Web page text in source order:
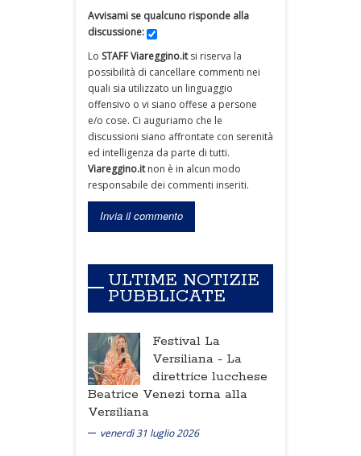
Avvisami se qualcuno risponde alla
discussione:
Lo STAFF Viareggino.itsi riserva la
possibilità di cancellare commenti nei
quali sia utilizzato un linguaggio
offensivo o vi siano offese a persone
e/o cose. Ci auguriamo che le
discussioni siano affrontate con serenità
ed intelligenza da parte di tutti.
Viareggino.itnon è in alcun modo
responsabile dei commenti inseriti.
ULTIME NOTIZIE
PUBBLICATE
Festival La
Versiliana - La
direttrice lucchese
Beatrice Venezi torna alla
Versiliana
venerdì 31 luglio 2026